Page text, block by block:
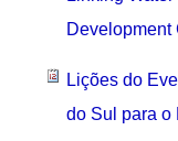
Development
Lições do
do Sul para o